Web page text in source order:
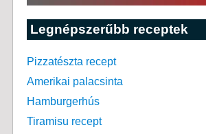
Legnépszerűbb receptek
Pizzatészta recept
Amerikai palacsinta
Hamburgerhús
Tiramisu recept